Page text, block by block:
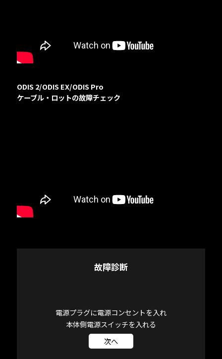
促進器
促進器
その他
その他
ついて
ついて
カタログ
カタログ
ODIS 2/ODIS EX/ODIS Pro
ケーブル・ロットの故障チェック
故障診断
電源プラグに電源コンセントを入れ
本体側電源スイッチを入れる
次へ
操作パネルが表示されますか？
NO
設定通りの温度で加温できていますか？
NO
戻る
戻る
液晶表示部にエラー表示がない
⇒基盤不良
戻る
ロッドの劣化
⇒交換必要